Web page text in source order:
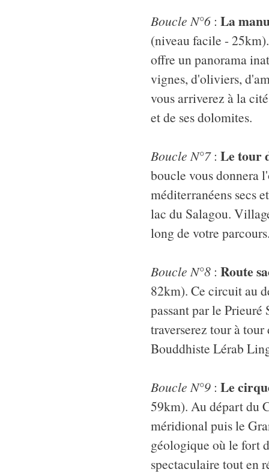
Boucle N°6 : La
(niveau facile -
offre un panorama
vignes, d'oliviers,
vous arriverez à la
et de ses dolomites.
Boucle N°7: Le tour
boucle vous donnera
méditerranéens secs
lac du Salagou.
long de votre
Boucle N°8 : Route
82km). Ce circuit au
passant par le
traverserez tour à
Bouddhiste Lérab
Boucle N°9 : Le
59km). Au départ du
méridional puis le
géologique où le fort
spectaculaire tout en